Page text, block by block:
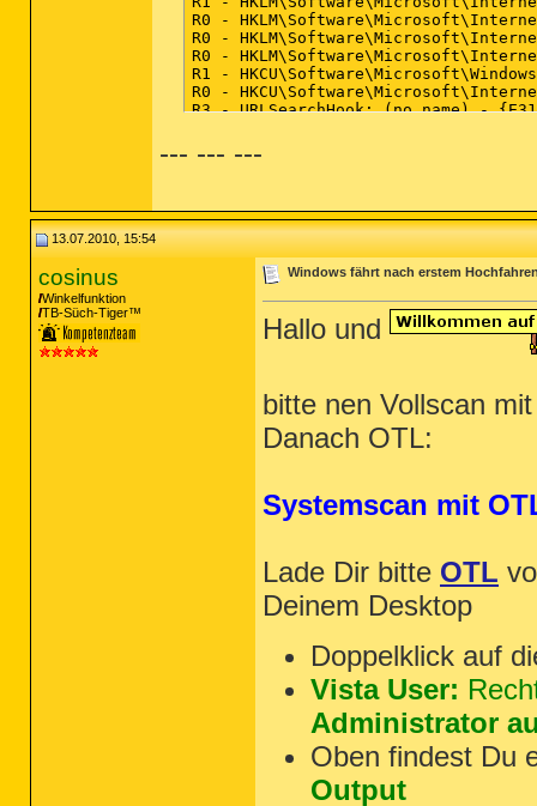
R0 -
R0 -
R0 -
R1 -
R0 -
R3 - URLSearchHook: (no name) -
O2 - BHO: Google Toolbar Notifier
O2 - BHO: pdfforge Toolbar -
O2 - BHO: Ask Toolbar BHO -
O2 - BHO: Java(tm) Plug-In 2 SSV
O2 - BHO: (no name) - {E312764E-
O2 - BHO: link filter bho -
O3 - Toolbar: pdfforge Toolbar -
O3 - Toolbar: Ask Toolbar -
O4 - HKLM\..\Run: [SynTPEnh]
O4 - HKLM\..\Run: [TPwrMain]
O4 - HKLM\..\Run: [TWebCamera]
O4 - HKLM\..\Run: [TosSENotify]
O4 - HKLM\..\Run: [EvtMgr6]
O4 - HKLM\..\Run: [AVP]
O4 - HKCU\..\Run: [Sidebar]
O4 - HKUS\S-1-5-18\..\Run:
O4 - HKUS\S-1-5-18\..\Run:
O4 - HKUS\S-1-5-18\..\Run: [S60
O4 - .DEFAULT User Startup:
O6 -
O6 -
O8 - Extra context menu item:
O8 - Extra context menu item:
O8 - Extra context menu item: Nach
O8 - Extra context menu item: Nach
O9 - Extra 'Tools' menuitem: In
--- --- ---
13.07.2010, 15:54
cosinus
Winkelfunktion
TB-Süch-Tiger™
Windows fährt nach erstem
Hallo und
bitte nen Vollscan
Danach OTL:
Systemscan mit
Lade Dir bitte OTL
Deinem Desktop
Doppelklick auf
Vista User:
Administrator
Oben findest Du
Output